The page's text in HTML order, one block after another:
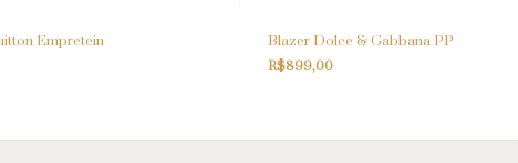
Empretein Blazer Dolce & Gabbana PP
R$899,00